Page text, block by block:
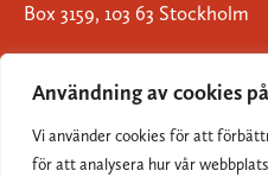
Användning av cookies
Vi använder cookies för att
för att analysera hur vår
Box 3159, 103 63 Stockholm
Om